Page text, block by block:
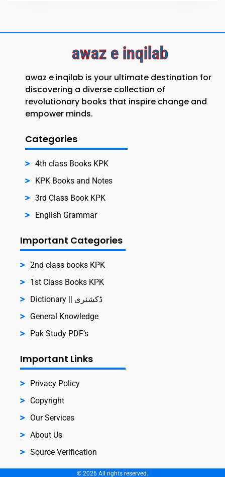
awaz e inqilab
awaz e inqilab is your ultimate destination for
discovering a diverse collection of
revolutionary books that inspire change and
empower minds.
Categories
4th class Books KPK
KPK Books and Notes
3rd Class Book KPK
English Grammar
Important Categories
2nd class books KPK
1st Class Books KPK
Dictionary || ڈکشنری
General Knowledge
Pak Study PDF’s
Important Links
Privacy Policy
Copyright
Our Services
About Us
Source Verification
© 2026 All rights reserved.